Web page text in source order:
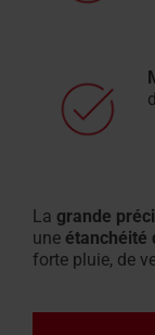
La grande
une étanchéité
forte pluie, de